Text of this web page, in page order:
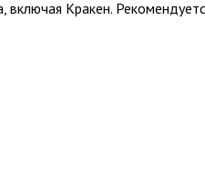
включая Кракен.